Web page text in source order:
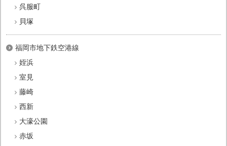
呉服町
貝塚
福岡市地下鉄空港線
姪浜
室見
藤崎
西新
大濠公園
赤坂